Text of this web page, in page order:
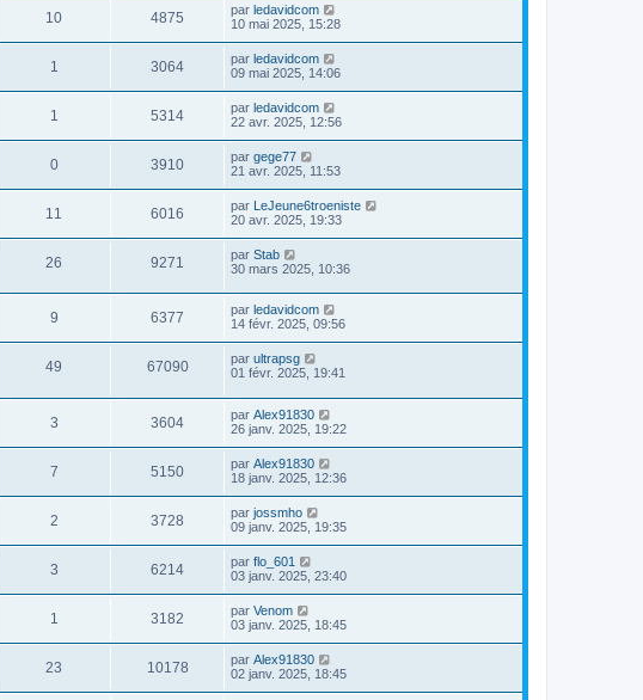
10 4875 par ledavidcom
10 mai 2025, 15:28
1 3064 par ledavidcom
09 mai 2025, 14:06
1 5314 par ledavidcom
22 avr. 2025, 12:56
0 3910 par gege77
21 avr. 2025, 11:53
11 6016 par LeJeune6troeniste
20 avr. 2025, 19:33
26 9271 par Stab
30 mars 2025, 10:36
9 6377 par ledavidcom
14 févr. 2025, 09:56
49 67090 par ultrapsg
01 févr. 2025, 19:41
3 3604 par Alex91830
26 janv. 2025, 19:22
7 5150 par Alex91830
18 janv. 2025, 12:36
2 3728 par jossmho
09 janv. 2025, 19:35
3 6214 par flo_601
03 janv. 2025, 23:40
1 3182 par Venom
03 janv. 2025, 18:45
23 10178 par Alex91830
02 janv. 2025, 18:45